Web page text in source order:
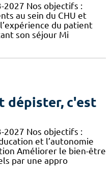
Nos objectifs :
au sein du CHU et
du patient
son séjour Mi
dépister, c'est
Nos objectifs :
et l’autonomie
Améliorer le bien-être
par une appro